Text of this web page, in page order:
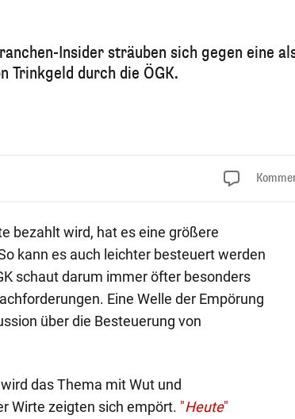
Insider sträuben sich gegen eine
Trinkgeld durch die ÖGK.
bezahlt wird, hat es eine größere
kann es auch leichter besteuert werden
schaut darum immer öfter besonders
Eine Welle der Empörung
über die Besteuerung von
das Thema mit Wut und
Wirte zeigten sich empört. "Heute"